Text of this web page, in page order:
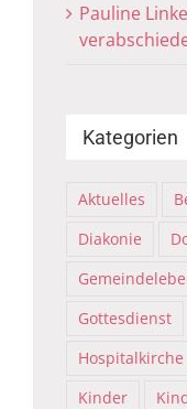
Pauline
Kategorien
Aktuelles
Diakonie
Gottesdienst
Hospitalkirche
Kinder